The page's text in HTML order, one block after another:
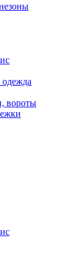
одежда
вороты